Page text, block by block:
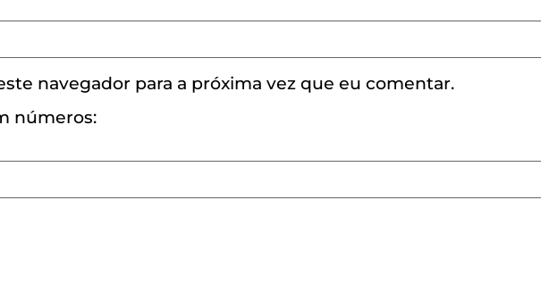
navegador para a próxima vez que eu comentar.
números: